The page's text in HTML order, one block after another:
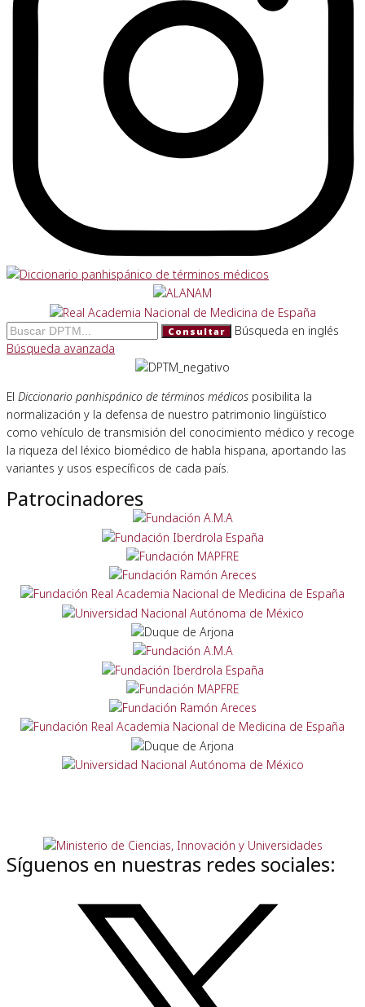
Consultar
Búsqueda en inglés
Búsqueda avanzada
El Diccionario panhispánico de términos médicos posibilita la
normalización y la defensa de nuestro patrimonio lingüístico
como vehículo de transmisión del conocimiento médico y recoge
la riqueza del léxico biomédico de habla hispana, aportando las
variantes y usos específicos de cada país.
Patrocinadores
Síguenos en nuestras redes sociales: